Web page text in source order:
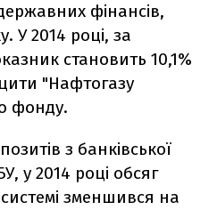
фінансів,
У 2014 році, за
становить 10,1%
"Нафтогазу
фонду.
з банківської
у 2014 році обсяг
зменшився на